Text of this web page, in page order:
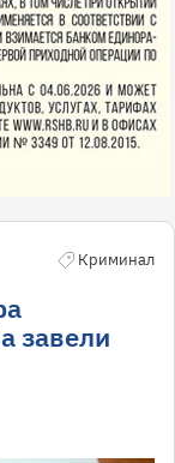
Криминал
завели